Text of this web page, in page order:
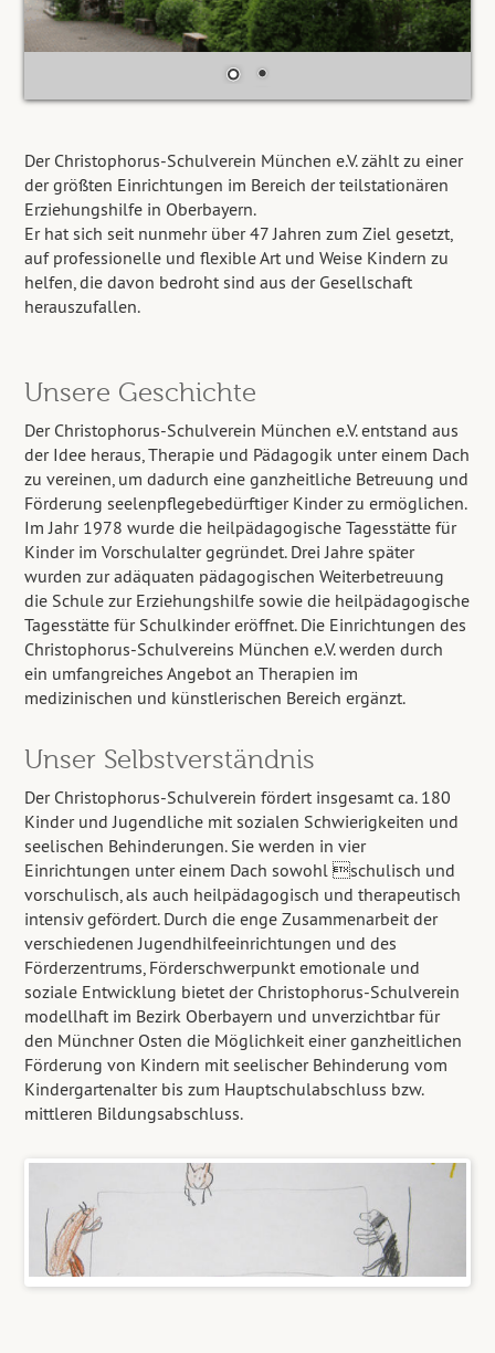
Der Christophorus-Schulverein München e.V. zählt zu einer
der größten Einrichtungen im Bereich der teilstationären
Erziehungshilfe in Oberbayern.
Er hat sich seit nunmehr über 47 Jahren zum Ziel gesetzt,
auf professionelle und flexible Art und Weise Kindern zu
helfen, die davon bedroht sind aus der Gesellschaft
herauszufallen.
Unsere Geschichte
Der Christophorus-Schulverein München e.V. entstand aus
der Idee heraus, Therapie und Pädagogik unter einem Dach
zu vereinen, um dadurch eine ganzheitliche Betreuung und
Förderung seelenpflegebedürftiger Kinder zu ermöglichen.
Im Jahr 1978 wurde die heilpädagogische Tagesstätte für
Kinder im Vorschulalter gegründet. Drei Jahre später
wurden zur adäquaten pädagogischen Weiterbetreuung
die Schule zur Erziehungshilfe sowie die heilpädagogische
Tagesstätte für Schulkinder eröffnet. Die Einrichtungen des
Christophorus-Schulvereins München e.V. werden durch
ein umfangreiches Angebot an Therapien im
medizinischen und künstlerischen Bereich ergänzt.
Unser Selbstverständnis
Der Christophorus-Schulverein fördert insgesamt ca. 180
Kinder und Jugendliche mit sozialen Schwierigkeiten und
seelischen Behinderungen. Sie werden in vier
Einrichtungen unter einem Dach sowohl schulisch und
vorschulisch, als auch heilpädagogisch und therapeutisch
intensiv gefördert. Durch die enge Zusammenarbeit der
verschiedenen Jugendhilfeeinrichtungen und des
Förderzentrums, Förderschwerpunkt emotionale und
soziale Entwicklung bietet der Christophorus-Schulverein
modellhaft im Bezirk Oberbayern und unverzichtbar für
den Münchner Osten die Möglichkeit einer ganzheitlichen
Förderung von Kindern mit seelischer Behinderung vom
Kindergartenalter bis zum Hauptschulabschluss bzw.
mittleren Bildungsabschluss.